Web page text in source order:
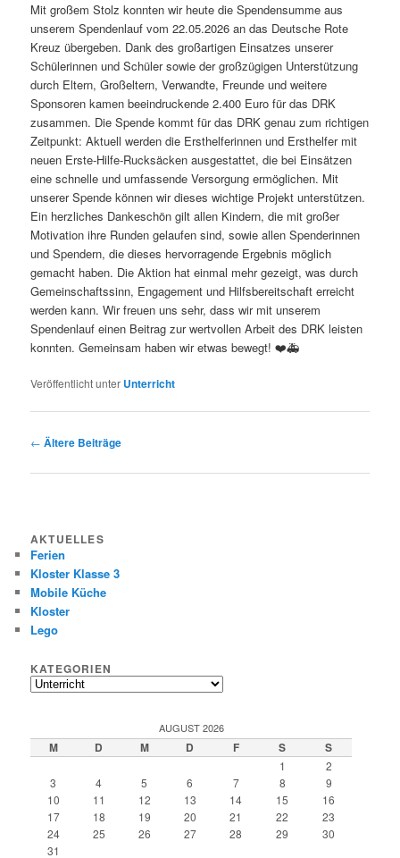
Mit großem Stolz konnten wir heute die Spendensumme aus
unserem Spendenlauf vom 22.05.2026 an das Deutsche Rote
Kreuz übergeben. Dank des großartigen Einsatzes unserer
Schülerinnen und Schüler sowie der großzügigen Unterstützung
durch Eltern, Großeltern, Verwandte, Freunde und weitere
Sponsoren kamen beeindruckende 2.400 Euro für das DRK
zusammen. Die Spende kommt für das DRK genau zum richtigen
Zeitpunkt: Aktuell werden die Ersthelferinnen und Ersthelfer mit
neuen Erste-Hilfe-Rucksäcken ausgestattet, die bei Einsätzen
eine schnelle und umfassende Versorgung ermöglichen. Mit
unserer Spende können wir dieses wichtige Projekt unterstützen.
Ein herzliches Dankeschön gilt allen Kindern, die mit großer
Motivation ihre Runden gelaufen sind, sowie allen Spenderinnen
und Spendern, die dieses hervorragende Ergebnis möglich
gemacht haben. Die Aktion hat einmal mehr gezeigt, was durch
Gemeinschaftssinn, Engagement und Hilfsbereitschaft erreicht
werden kann. Wir freuen uns sehr, dass wir mit unserem
Spendenlauf einen Beitrag zur wertvollen Arbeit des DRK leisten
konnten. Gemeinsam haben wir etwas bewegt! ❤️🚑
Veröffentlicht unter Unterricht
Beitragsnavigation
← Ältere Beiträge
AKTUELLES
Ferien
Kloster Klasse 3
Mobile Küche
Kloster
Lego
KATEGORIEN
Kategorien
AUGUST 2026
M D M D F S S
1
2
3
4 5 6 7 8
9
10
11 12 13 14 15
16
17
18 19 20 21 22
23
24
25 26 27 28 29
30
31